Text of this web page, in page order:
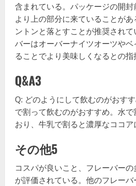
含まれている。パッケージの開
より上の部分に来ていることが
ントンと落とすことが推奨され
バーはオーバーナイツオーツやベ
ることでより美味しくなるとの指
Q&A3
Q: どのようにして飲むのがおす
で割って飲むのがおすすめ。水
おり、牛乳で割ると濃厚なココア
その他5
コスパが良いこと、フレーバー
が評価されている。他のフレー